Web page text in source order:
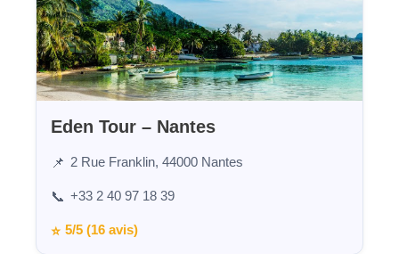
Eden Tour – Nantes
📌 2 Rue Franklin, 44000 Nantes
📞 +33 2 40 97 18 39
⭐ 5/5 (16 avis)